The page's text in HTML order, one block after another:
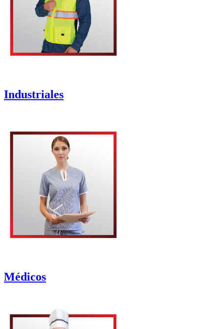
Industriales
Médicos